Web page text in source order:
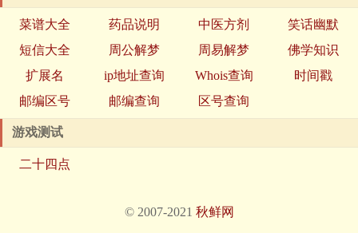
菜谱大全 药品说明 中医方剂
笑话幽默
短信大全
周公解梦 周易解梦
佛学知识
扩展名
ip地址查询 Whois查询
时间戳
邮编区号
邮编查询 区号查询
游戏测试
二十四点
© 2007-2021 秋鲜网